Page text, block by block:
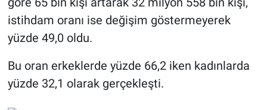
istihdam oranı ise değişim göstermeyerek
yüzde 49,0 oldu.
Bu oran erkeklerde yüzde 66,2 iken kadınlarda
yüzde 32,1 olarak gerçekleşti.